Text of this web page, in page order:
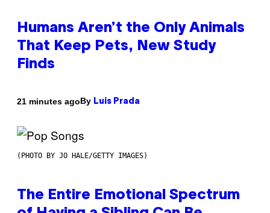
Humans Aren’t the Only Animals
That Keep Pets, New Study
Finds
21 minutes agoBy Luis Prada
(PHOTO BY JO HALE/GETTY IMAGES)
The Entire Emotional Spectrum